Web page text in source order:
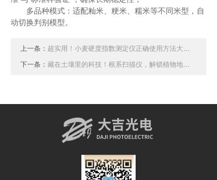
多品种模式：适配籼米、粳米、糯米等不同米型，自
动切换判别模型。
上一条： 超实用！小麦硬度指数测定仪正确使用方法大公开
下一条：藏在土壤里的科技！根系扫描仪，解锁植物地下生命线的秘密